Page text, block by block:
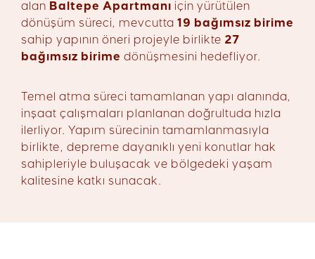
alan Baltepe Apartmanı için yürütülen
dönüşüm süreci, mevcutta 19 bağımsız birime
sahip yapının öneri projeyle birlikte 27
bağımsız birime dönüşmesini hedefliyor.
Temel atma süreci tamamlanan yapı alanında,
inşaat çalışmaları planlanan doğrultuda hızla
ilerliyor. Yapım sürecinin tamamlanmasıyla
birlikte, depreme dayanıklı yeni konutlar hak
sahipleriyle buluşacak ve bölgedeki yaşam
kalitesine katkı sunacak.